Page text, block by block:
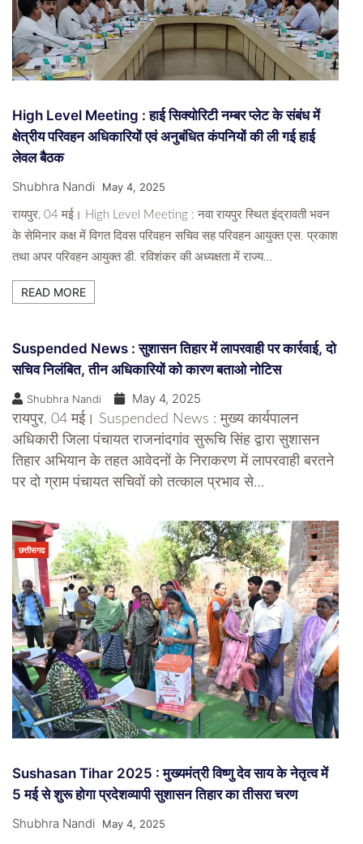
High Level Meeting : हाई सिक्योरिटी नम्बर प्लेट के संबंध में
क्षेत्रीय परिवहन अधिकारियों एवं अनुबंधित कंपनियों की ली गई हाई
लेवल बैठक
Shubhra Nandi May 4, 2025
रायपुर, 04 मई। High Level Meeting : नवा रायपुर स्थित इंद्रावती भवन
के सेमिनार कक्ष में विगत दिवस परिवहन सचिव सह परिवहन आयुक्त एस. प्रकाश
तथा अपर परिवहन आयुक्त डी. रविशंकर की अध्यक्षता में राज्य…
READ MORE
Suspended News : सुशासन तिहार में लापरवाही पर कार्रवाई, दो
सचिव निलंबित, तीन अधिकारियों को कारण बताओ नोटिस
Shubhra Nandi May 4, 2025
रायपुर, 04 मई। Suspended News : मुख्य कार्यपालन
अधिकारी जिला पंचायत राजनांदगांव सुरूचि सिंह द्वारा सुशासन
तिहार अभियान के तहत आवेदनों के निराकरण में लापरवाही बरतने
पर दो ग्राम पंचायत सचिवों को तत्काल प्रभाव से…
छत्तीसगढ
Sushasan Tihar 2025 : मुख्यमंत्री विष्णु देव साय के नेतृत्व में
5 मई से शुरू होगा प्रदेशव्यापी सुशासन तिहार का तीसरा चरण
Shubhra Nandi May 4, 2025